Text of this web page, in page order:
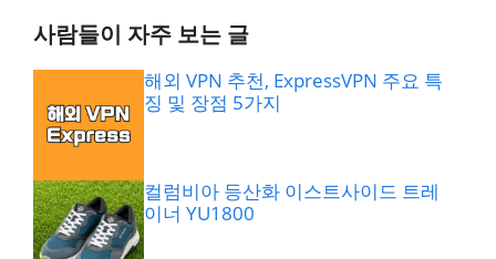
사람들이 자주 보는 글
해외 VPN 추천, ExpressVPN 주요 특
징 및 장점 5가지
컬럼비아 등산화 이스트사이드 트레
이너 YU1800